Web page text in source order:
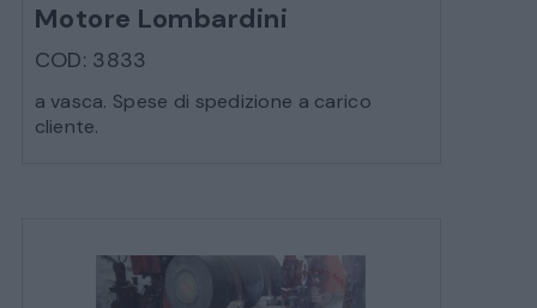
Motore Lombardini
COD: 3833
a vasca. Spese di spedizione a carico
cliente.